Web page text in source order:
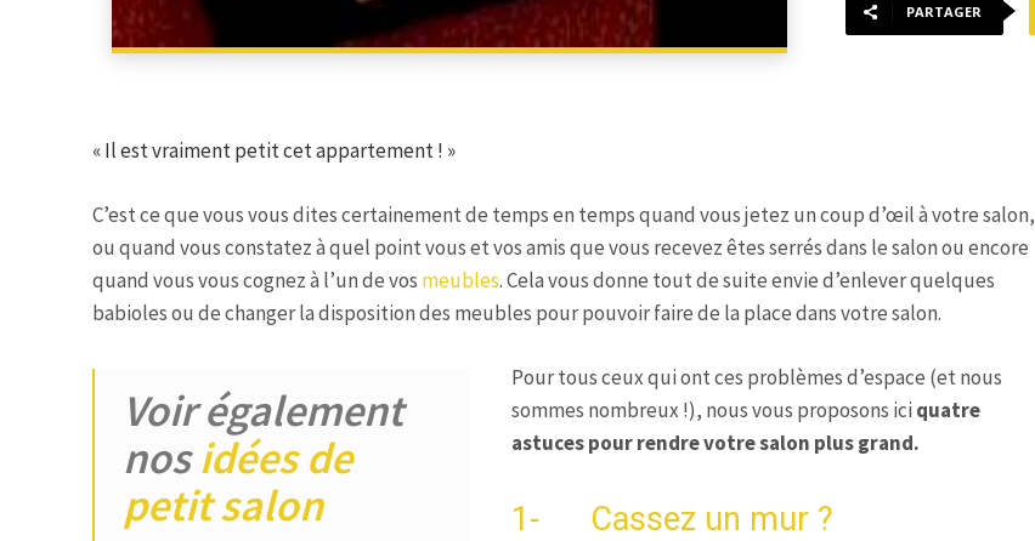
PARTAGER
« Il est vraiment petit cet appartement ! »
C’est ce que vous vous dites certainement de temps en temps quand vous jetez un coup d’œil à votre salon,
ou quand vous constatez à quel point vous et vos amis que vous recevez êtes serrés dans le salon ou encore
quand vous vous cognez à l’un de vos meubles. Cela vous donne tout de suite envie d’enlever quelques
babioles ou de changer la disposition des meubles pour pouvoir faire de la place dans votre salon.
Voir également
nosidées de
petit salon
Pour tous ceux qui ont ces problèmes d’espace (et nous
sommes nombreux !), nous vous proposons ici quatre
astuces pour rendre votre salon plus grand.
1- Cassez un mur ?